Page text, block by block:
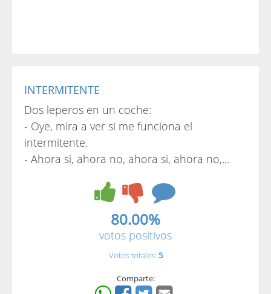
INTERMITENTE
Dos leperos en un coche:
- Oye, mira a ver si me funciona el
intermitente.
- Ahora si, ahora no, ahora si, ahora no,...
80.00%
votos positivos
Votos totales: 5
Comparte: